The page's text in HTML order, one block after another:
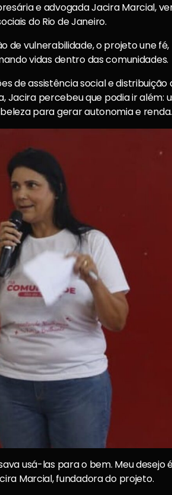
e advogada Jacira Marcial,
do Rio de Janeiro.
de vulnerabilidade, o projeto une fé,
vidas dentro das comunidades.
de assistência social e distribuição
Jacira percebeu que podia ir além:
para gerar autonomia e renda.
usá-las para o bem. Meu desejo
Marcial, fundadora do projeto.